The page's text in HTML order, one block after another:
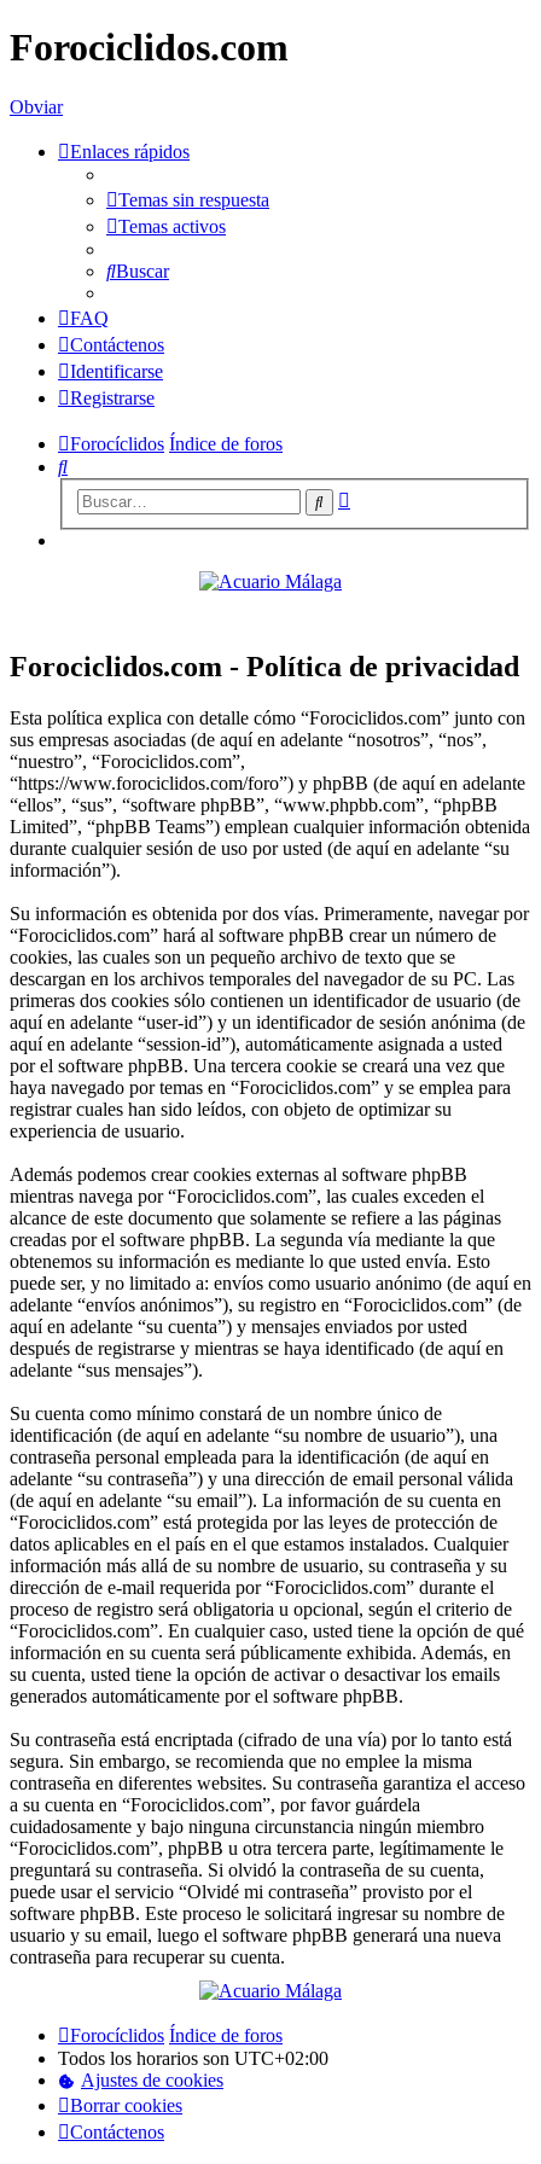
Forociclidos.com
Obviar
Enlaces rápidos
Temas sin respuesta
Temas activos
Buscar
FAQ
Contáctenos
Identificarse
Registrarse
Forocíclidos Índice de foros
Buscar
Buscar
Forociclidos.com - Política de privacidad
Esta política explica con detalle cómo “Forociclidos.com” junto con
sus empresas asociadas (de aquí en adelante “nosotros”, “nos”,
“nuestro”, “Forociclidos.com”,
“https://www.forociclidos.com/foro”) y phpBB (de aquí en adelante
“ellos”, “sus”, “software phpBB”, “www.phpbb.com”, “phpBB
Limited”, “phpBB Teams”) emplean cualquier información obtenida
durante cualquier sesión de uso por usted (de aquí en adelante “su
información”).
Su información es obtenida por dos vías. Primeramente, navegar por
“Forociclidos.com” hará al software phpBB crear un número de
cookies, las cuales son un pequeño archivo de texto que se
descargan en los archivos temporales del navegador de su PC. Las
primeras dos cookies sólo contienen un identificador de usuario (de
aquí en adelante “user-id”) y un identificador de sesión anónima (de
aquí en adelante “session-id”), automáticamente asignada a usted
por el software phpBB. Una tercera cookie se creará una vez que
haya navegado por temas en “Forociclidos.com” y se emplea para
registrar cuales han sido leídos, con objeto de optimizar su
experiencia de usuario.
Además podemos crear cookies externas al software phpBB
mientras navega por “Forociclidos.com”, las cuales exceden el
alcance de este documento que solamente se refiere a las páginas
creadas por el software phpBB. La segunda vía mediante la que
obtenemos su información es mediante lo que usted envía. Esto
puede ser, y no limitado a: envíos como usuario anónimo (de aquí en
adelante “envíos anónimos”), su registro en “Forociclidos.com” (de
aquí en adelante “su cuenta”) y mensajes enviados por usted
después de registrarse y mientras se haya identificado (de aquí en
adelante “sus mensajes”).
Su cuenta como mínimo constará de un nombre único de
identificación (de aquí en adelante “su nombre de usuario”), una
contraseña personal empleada para la identificación (de aquí en
adelante “su contraseña”) y una dirección de email personal válida
(de aquí en adelante “su email”). La información de su cuenta en
“Forociclidos.com” está protegida por las leyes de protección de
datos aplicables en el país en el que estamos instalados. Cualquier
información más allá de su nombre de usuario, su contraseña y su
dirección de e-mail requerida por “Forociclidos.com” durante el
proceso de registro será obligatoria u opcional, según el criterio de
“Forociclidos.com”. En cualquier caso, usted tiene la opción de qué
información en su cuenta será públicamente exhibida. Además, en
su cuenta, usted tiene la opción de activar o desactivar los emails
generados automáticamente por el software phpBB.
Su contraseña está encriptada (cifrado de una vía) por lo tanto está
segura. Sin embargo, se recomienda que no emplee la misma
contraseña en diferentes websites. Su contraseña garantiza el acceso
a su cuenta en “Forociclidos.com”, por favor guárdela
cuidadosamente y bajo ninguna circunstancia ningún miembro
“Forociclidos.com”, phpBB u otra tercera parte, legítimamente le
preguntará su contraseña. Si olvidó la contraseña de su cuenta,
puede usar el servicio “Olvidé mi contraseña” provisto por el
software phpBB. Este proceso le solicitará ingresar su nombre de
usuario y su email, luego el software phpBB generará una nueva
contraseña para recuperar su cuenta.
Forocíclidos Índice de foros
Todos los horarios son UTC+02:00
Ajustes de cookies
Borrar cookies
Contáctenos